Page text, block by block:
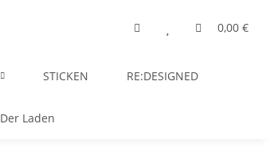
0,00 €
STICKEN RE:DESIGNED
Der Laden